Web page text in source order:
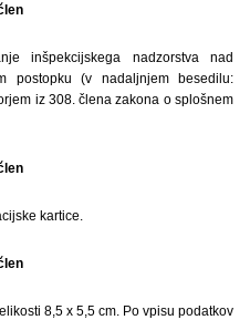
inšpekcijskega nadzorstva nad
postopku (v nadaljnjem besedilu:
iz 308. člena zakona o splošnem
kartice.
8,5 x 5,5 cm. Po vpisu podatkov